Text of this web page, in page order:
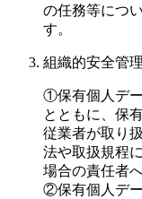
の任務等につ
す。
組織的安全管
①保有個人デ
とともに、保
従業者が取り
法や取扱規程
場合の責任者
②保有個人デ